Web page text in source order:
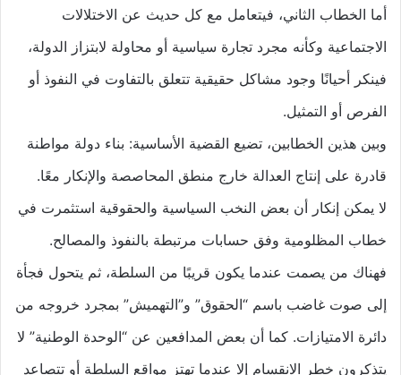
أما الخطاب الثاني، فيتعامل مع كل حديث عن الاختلالات
الاجتماعية وكأنه مجرد تجارة سياسية أو محاولة لابتزاز الدولة،
فينكر أحيانًا وجود مشاكل حقيقية تتعلق بالتفاوت في النفوذ أو
الفرص أو التمثيل.
وبين هذين الخطابين، تضيع القضية الأساسية: بناء دولة مواطنة
قادرة على إنتاج العدالة خارج منطق المحاصصة والإنكار معًا.
لا يمكن إنكار أن بعض النخب السياسية والحقوقية استثمرت في
خطاب المظلومية وفق حسابات مرتبطة بالنفوذ والمصالح.
فهناك من يصمت عندما يكون قريبًا من السلطة، ثم يتحول فجأة
إلى صوت غاضب باسم “الحقوق” و”التهميش” بمجرد خروجه من
دائرة الامتيازات. كما أن بعض المدافعين عن “الوحدة الوطنية” لا
يتذكرون خطر الانقسام إلا عندما تهتز مواقع السلطة أو تتصاعد